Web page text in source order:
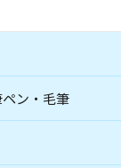
ン・毛筆